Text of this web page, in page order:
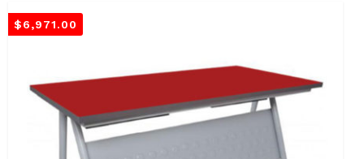
$6,971.00